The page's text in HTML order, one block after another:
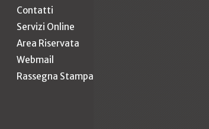
Contatti
Servizi Online
Area Riservata
Webmail
Rassegna Stampa